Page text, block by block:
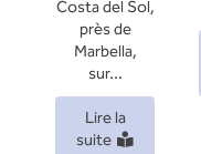
Costa del Sol,
près de
Marbella,
sur...
Lire la
suite